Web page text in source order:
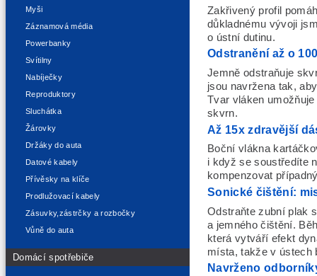
Myši
Záznamová média
Powerbanky
Svítilny
Nabíječky
Reproduktory
Sluchátka
Žárovky
Držáky do auta
Datové kabely
Přívěsky na klíče
Prodlužovací kabely
Zásuvky,zástrčky a rozbočky
Vůně do auta
Domácí spotřebiče
Zakřivený profil
důkladnému vývoji
o ústní dutinu.
Odstranění až o
Jemně odstraňuje
jsou navržena tak,
Tvar vláken
skvrn.
Až 15x zdravější
Boční vlákna
i když se soustředíte
kompenzovat
Sonické čištění:
Odstraňte zubní plak
a jemného čištění.
která vytváří efekt
místa, takže v ústech
Navrženo